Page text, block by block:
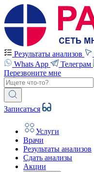
Результаты анализов
Whats App
Телеграм
Перезвоните мне
Записаться
Услуги
Врачи
Результаты анализов
Сдать анализы
Акции